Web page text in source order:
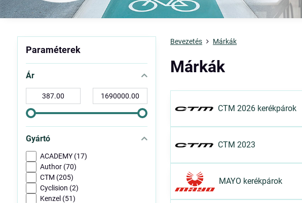
Bevezetés Márkák
Márkák
CTM 2026 kerékpárok
CTM 2023
MAYO kerékpárok
Paraméterek
Ár
tól:
ig:
Gyártó
ACADEMY (17)
Author (70)
CTM (205)
Cyclision (2)
Kenzel (51)